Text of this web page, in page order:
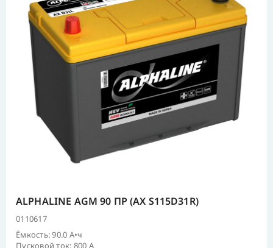
ALPHALINE AGM 90 ПР (AX S115D31R)
0110617
Ёмкость: 90.0 А•ч
Пусковой ток: 800 А